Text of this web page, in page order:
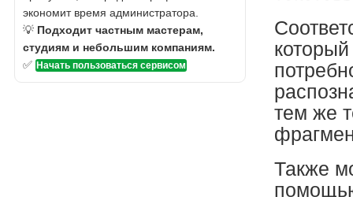
тем же
Также
экономит время администратора.
💡 Подходит частным мастерам,
студиям и небольшим компаниям.
✅ Начать пользоваться сервисом